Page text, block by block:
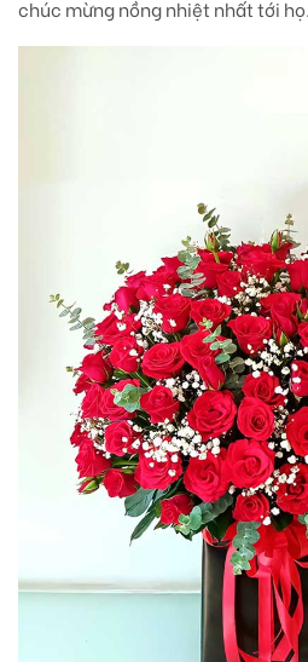
chúc mừng nồng nhiệt nhất tới họ.